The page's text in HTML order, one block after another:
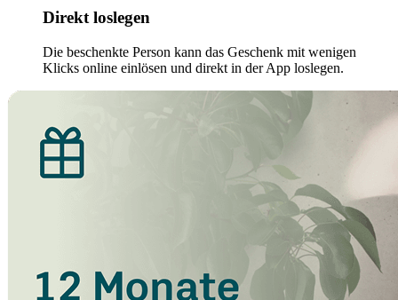
Direkt loslegen
Die beschenkte Person kann das Geschenk mit wenigen
Klicks online einlösen und direkt in der App loslegen.